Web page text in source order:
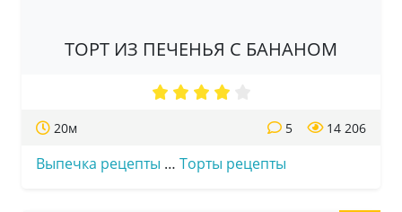
ТОРТ ИЗ ПЕЧЕНЬЯ С БАНАНОМ
20м 14 206
5
Выпечка рецепты … Торты рецепты